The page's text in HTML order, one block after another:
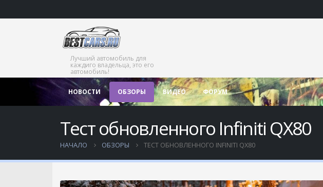
Лучший автомобиль для
каждиго владельца, это его
автомобиль!
НОВОСТИ ОБЗОРЫ ВИДЕО ФОРУМ
Тест обновленного Infiniti QX80
НАЧАЛО ОБЗОРЫ ТЕСТ ОБНОВЛЕННОГО INFINITI QX80